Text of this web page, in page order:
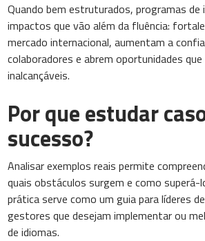
Quando bem estruturados, programas de
impactos que vão além da fluência:
mercado internacional, aumentam a
colaboradores e abrem oportunidades
inalcançáveis.
Por que estudar
sucesso?
Analisar exemplos reais permite
quais obstáculos surgem e como superá-
prática serve como um guia para líderes
gestores que desejam implementar ou
de idiomas.